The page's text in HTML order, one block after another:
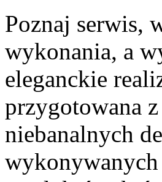
Poznaj serwis,
wykonania, a
eleganckie
przygotowana
niebanalnych
wykonywanych